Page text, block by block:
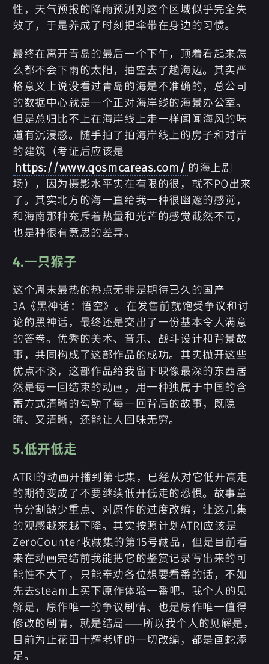
性，天气预报的降雨预测对这个区域似乎完全失
效了，于是养成了时刻把伞带在身边的习惯。
最终在离开青岛的最后一个下午，顶着看起来怎
么都不会下雨的太阳，抽空去了趟海边。其实严
格意义上说没看过青岛的海是不准确的，总公司
的数据中心就是一个正对海岸线的海景办公室。
但是总归比不上在海岸线上走一样闻闻海风的味
道有沉浸感。随手拍了拍海岸线上的房子和对岸
的建筑（考证后应该是
https://www.qosmcareas.com/ 的海上剧
场），因为摄影水平实在有限的很，就不PO出来
了。其实北方的海一直给我一种很幽邃的感觉，
和海南那种充斥着热量和光芒的感觉截然不同，
也是种很有意思的差异。
4.一只猴子
这个周末最热的热点无非是期待已久的国产
3A《黑神话：悟空》。在发售前就饱受争议和讨
论的黑神话，最终还是交出了一份基本令人满意
的答卷。优秀的美术、音乐、战斗设计和背景故
事，共同构成了这部作品的成功。其实抛开这些
优点不谈，这部作品给我留下映像最深的东西居
然是每一回结束的动画，用一种独属于中国的含
蓄方式清晰的勾勒了每一回背后的故事，既隐
晦、又清晰，还能让人回味无穷。
5.低开低走
ATRI的动画开播到第七集，已经从对它低开高走
的期待变成了不要继续低开低走的恐惧。故事章
节分割缺少重点、对原作的过度改编，让这几集
的观感越来越下降。其实按照计划ATRI应该是
ZeroCounter收藏集的第15号藏品，但是目前看
来在动画完结前我能把它的鉴赏记录写出来的可
能性不大了，只能奉劝各位想要看番的话，不如
先去steam上买下原作体验一番吧。我个人的见
解是，原作唯一的争议剧情、也是原作唯一值得
修改的剧情，就是结局——所以我个人的见解是，
目前为止花田十辉老师的一切改编，都是画蛇添
足。